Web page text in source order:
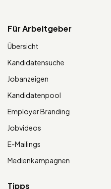
Für Arbeitgeber
Übersicht
Kandidatensuche
Jobanzeigen
Kandidatenpool
Employer Branding
Jobvideos
E-Mailings
Medienkampagnen
Tipps